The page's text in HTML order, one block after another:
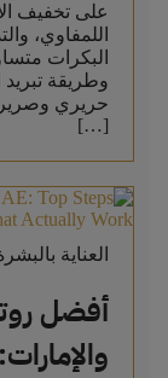
على تخفيف
اللمفاوي،
البكرات
وطريقة تبريد
حريري وصرير
[…]
العناية
أفضل